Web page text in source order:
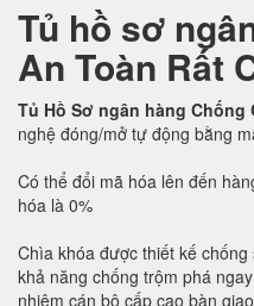
Tủ hồ sơ
An Toàn Rất
Tủ Hồ Sơ ngân hàng Chống
nghệ đóng/mở tự động bằng
Có thể đổi mã hóa lên đến
hóa là 0%
Chìa khóa được thiết kế
khả năng chống trộm phá
nhiệm cán bộ cấp cao bàn